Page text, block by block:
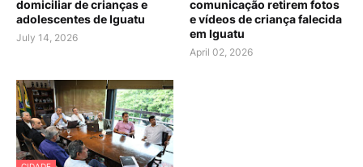
domiciliar de crianças e
adolescentes de Iguatu
July 14, 2026
comunicação retirem fotos
e vídeos de criança falecida
em Iguatu
April 02, 2026